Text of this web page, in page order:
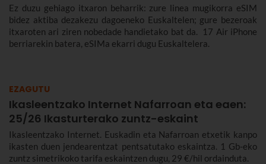
Ez duzu gehiago itxaron beharrik: zure linea mugikorra eSIM
bidez aktiba dezakezu dagoeneko Euskaltelen; gure bezeroak
itxaroten ari ziren nobedade handietako bat da. 17 Air iPhone
berriarekin batera, eSIMa ekarri dugu Euskaltelera.
EZAGUTU
Ikasleentzako Internet Nafarroan eta eaen:
25/26 Ikasturterako zuntz-eskaint
Ikasleentzako Internet. Euskadin eta Nafarroan etxetik kanpo
ikasten duen jendearentzat pentsatutako eskaintza. 1 Gb-eko
zuntz simetrikoko tarifa eskaintzen dugu, 29 €/hil ordainduta.